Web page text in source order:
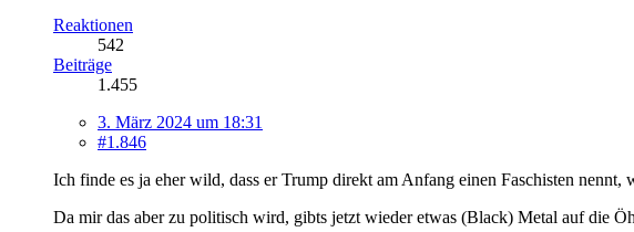
Reaktionen
542
Beiträge
1.455
3. März 2024 um 18:31
#1.846
Ich finde es ja eher wild, dass er Trump direkt am Anfang einen Faschisten
Da mir das aber zu politisch wird, gibts jetzt wieder etwas (Black) Metal auf die